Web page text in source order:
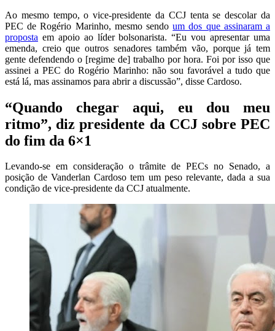
Ao mesmo tempo, o vice-presidente da CCJ tenta se descolar da
PEC de Rogério Marinho, mesmo sendoum dos que assinaram a
proposta em apoio ao líder bolsonarista. “Eu vou apresentar uma
emenda, creio que outros senadores também vão, porque já tem
gente defendendo o [regime de] trabalho por hora. Foi por isso que
assinei a PEC do Rogério Marinho: não sou favorável a tudo que
está lá, mas assinamos para abrir a discussão”, disse Cardoso.
“Quando chegar aqui, eu dou meu
ritmo”, diz presidente da CCJ sobre PEC
do fim da 6×1
Levando-se em consideração o trâmite de PECs no Senado, a
posição de Vanderlan Cardoso tem um peso relevante, dada a sua
condição de vice-presidente da CCJ atualmente.